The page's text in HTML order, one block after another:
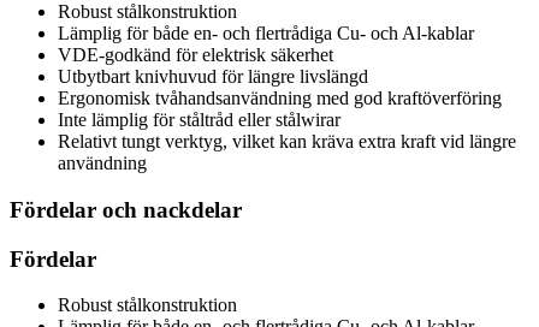
Robust stålkonstruktion
Lämplig för både en- och flertrådiga Cu- och Al-kablar
VDE-godkänd för elektrisk säkerhet
Utbytbart knivhuvud för längre livslängd
Ergonomisk tvåhandsanvändning med god kraftöverföring
Inte lämplig för ståltråd eller stålwirar
Relativt tungt verktyg, vilket kan kräva extra kraft vid längre
användning
Fördelar och nackdelar
Fördelar
Robust stålkonstruktion